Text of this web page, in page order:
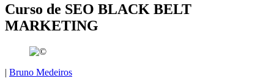
Curso de SEO BLACK BELT
MARKETING
| Bruno Medeiros